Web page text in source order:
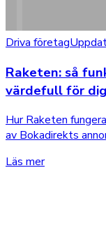
Driva företag
Raketen: så
värdefull för dig
Hur Raketen
av Bokadirekts
Läs mer